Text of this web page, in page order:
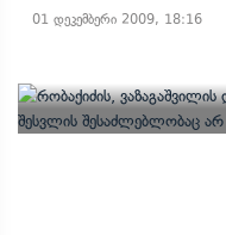
01 დეკემბერი 2009, 18:16